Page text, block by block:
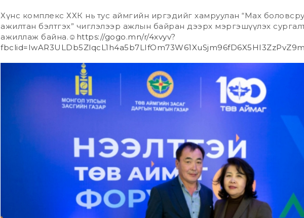
Хүнс комплекс ХХК нь тус аймгийн иргэдийг хамруулан “Мах
ажилтан бэлтгэх” чиглэлээр ажлын байран дээрх мэргэшүүлэх
ажиллаж байна.☺ https://gogo.mn/r/4xvyv?